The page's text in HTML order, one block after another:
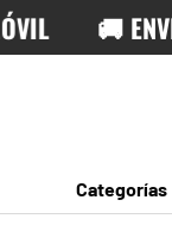
IR AL
🚚 ENVÍO
Categorías